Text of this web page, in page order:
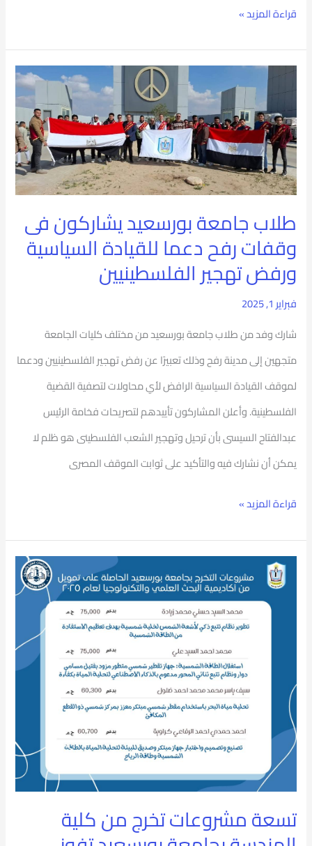
قراءة المزيد »
طلاب جامعة بورسعيد يشاركون فى
وقفات رفح دعما للقيادة السياسية
ورفض تهجير الفلسطينيين
فبراير 1, 2025
شارك وفد من طلاب جامعة بورسعيد من مختلف كليات الجامعة
متجهين إلى مدينة رفح وذلك تعبيرًا عن رفض تهجير الفلسطينيين ودعما
لموقف القيادة السياسية الرافض لأي محاولات لتصفية القضية
الفلسطينية. وأعلن المشاركون تأييدهم لتصريحات فخامة الرئيس
عبدالفتاح السيسى بأن ترحيل وتهجير الشعب الفلسطينى هو ظلم لا
يمكن أن نشارك فيه والتأكيد على ثوابت الموقف المصرى
طلاب
بورسعيد
يشاركون
فى
رفح
دعما
للقيادة
السياسية
ورفض
تهجير
الفلسطينيين
قراءة المزيد »
تسعة مشروعات تخرج من كلية
تسعة
مشروعات
الهندسة
بجامعة
بورسعيد
أكاديمية